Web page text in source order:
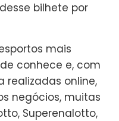
bilhete por
mais
conhece e, com
realizadas online,
negócios, muitas
Superenalotto,